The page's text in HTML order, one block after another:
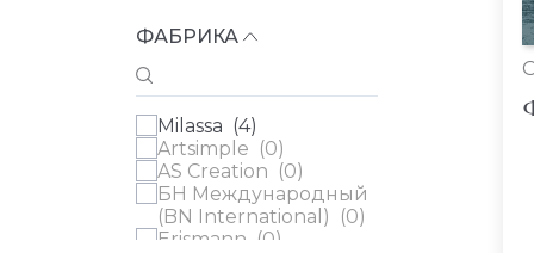
ФАБРИКА
Milassa (4)
Artsimple (0)
AS Creation (0)
БН Международный
(BN International) (0)
Erismann (0)